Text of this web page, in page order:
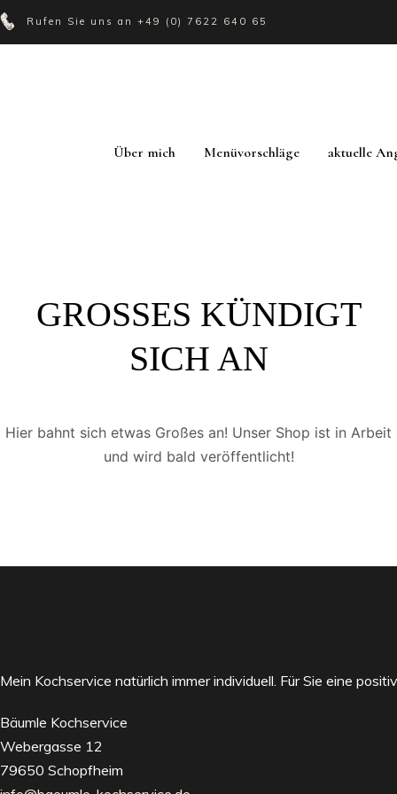
Rufen Sie uns an +49 (0) 7622 640 65
Über mich Menüvorschläge aktuelle
GROSSES KÜNDIGT S
ICH AN
Hier bahnt sich etwas Großes an! Unser Shop ist in Arbeit
und wird bald veröffentlicht!
Mein Kochservice natürlich immer individuell. Für Sie eine
Bäumle Kochservice
Webergasse 12
79650 Schopfheim